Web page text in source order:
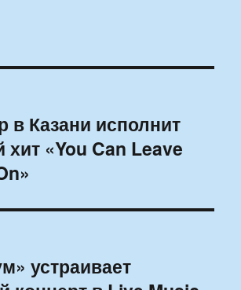
в Казани исполнит
«You Can Leave
устраивает